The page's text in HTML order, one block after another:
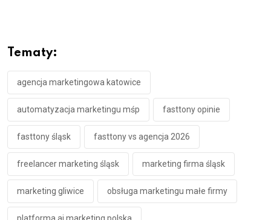
Tematy:
agencja marketingowa katowice
automatyzacja marketingu mśp fasttony opinie
fasttony śląsk fasttony vs agencja 2026
freelancer marketing śląsk marketing firma śląsk
marketing gliwice obsługa marketingu małe firmy